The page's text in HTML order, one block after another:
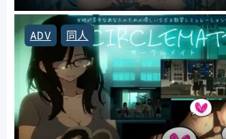
ADV 同人